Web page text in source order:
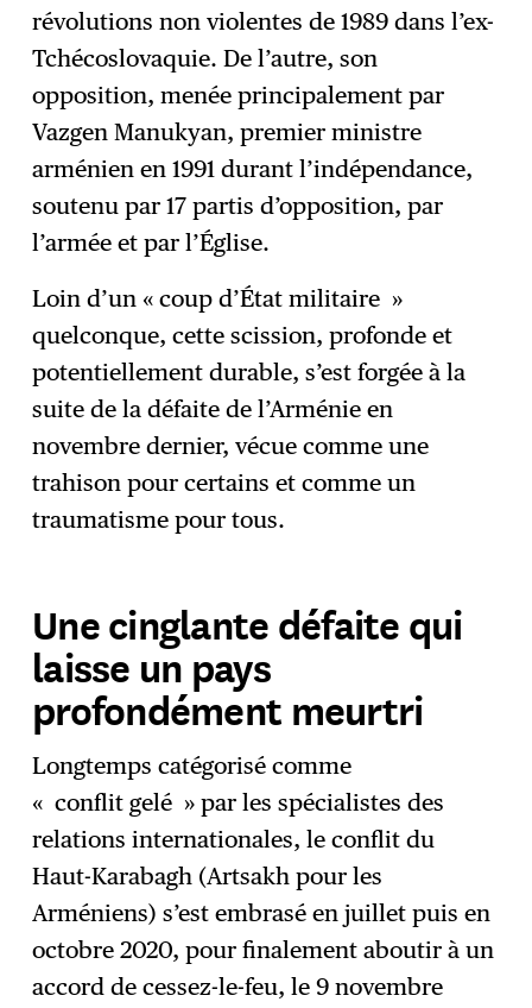
révolutions non violentes de 1989 dans l’ex-
Tchécoslovaquie. De l’autre, son
opposition, menée principalement par
Vazgen Manukyan, premier ministre
arménien en 1991 durant l’indépendance,
soutenu par 17 partis d’opposition, par
l’armée et par l’Église.
Loin d’un « coup d’État militaire »
quelconque, cette scission, profonde et
potentiellement durable, s’est forgée à la
suite de la défaite de l’Arménie en
novembre dernier, vécue comme une
trahison pour certains et comme un
traumatisme pour tous.
Une cinglante défaite qui
laisse un pays
profondément meurtri
Longtemps catégorisé comme
« conflit gelé » par les spécialistes des
relations internationales, le conflit du
Haut-Karabagh (Artsakh pour les
Arméniens) s’est embrasé en juillet puis en
octobre 2020, pour finalement aboutir à un
accord de cessez-le-feu, le 9 novembre